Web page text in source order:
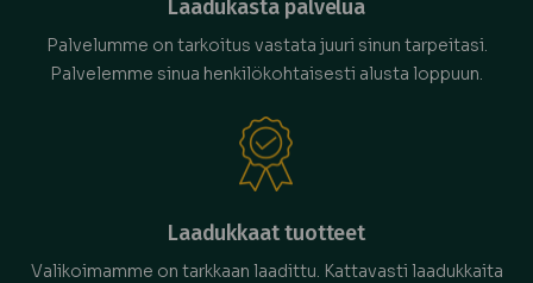
Laadukasta palvelua
Palvelumme on tarkoitus vastata juuri sinun tarpeitasi.
Palvelemme sinua henkilökohtaisesti alusta loppuun.
Laadukkaat tuotteet
Valikoimamme on tarkkaan laadittu. Kattavasti laadukkaita